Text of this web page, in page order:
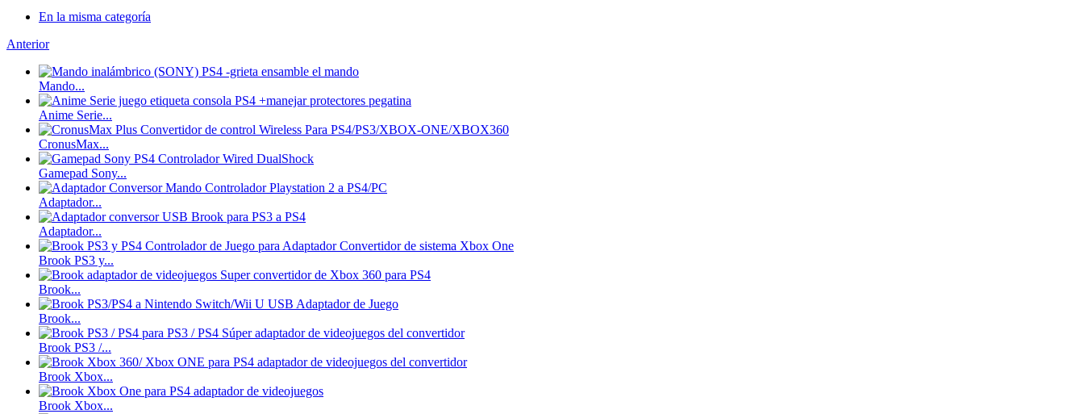
SKY3DS+(Sky3DS...
45,90 €
Sale 4230
Nintendo Switch...
48,50 €
Sale 2913
En la misma categoría
Anterior
Mando...
Anime Serie...
CronusMax...
Gamepad Sony...
Adaptador...
Adaptador...
Brook PS3 y...
Brook...
Brook...
Brook PS3 /...
Brook Xbox...
Brook Xbox...